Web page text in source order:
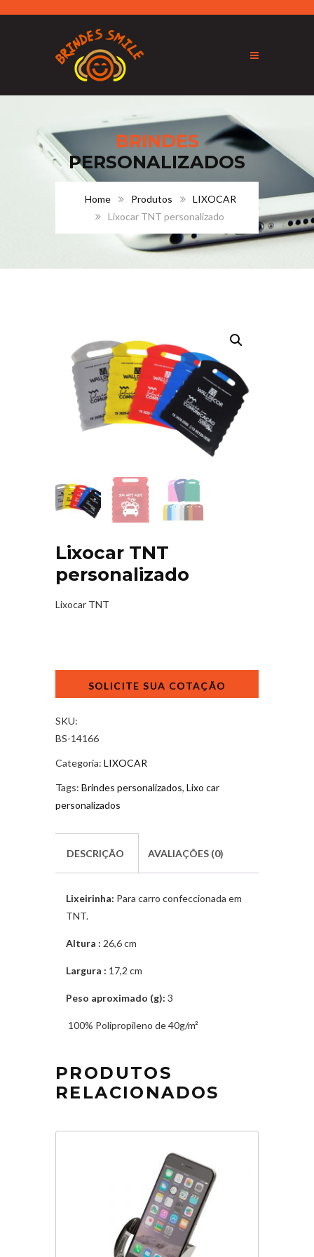
BRINDES
PERSONALIZADOS
Home Produtos
LIXOCAR
Lixocar TNT personalizado
Lixocar TNT
personalizado
Lixocar TNT
personalizado
SKU:
BS-14166
Categoria: LIXOCAR
Tags: Brindes personalizados, Lixo car
personalizados
DESCRIÇÃO AVALIAÇÕES (0)
Lixeirinha: Para carro confeccionada em
TNT.
Altura : 26,6 cm
Largura : 17,2 cm
Peso aproximado (g): 3
100% Polipropileno de 40g/m²
PRODUTOS
RELACIONADOS